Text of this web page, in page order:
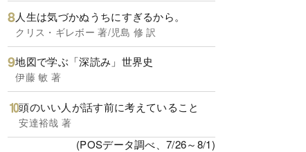
人生は気づかぬうちにすぎるから。
クリス・ギレボー 著/児島 修 訳
地図で学ぶ「深読み」世界史
伊藤 敏 著
頭のいい人が話す前に考えていること
安達裕哉 著
(POSデータ調べ、7/26～8/1)